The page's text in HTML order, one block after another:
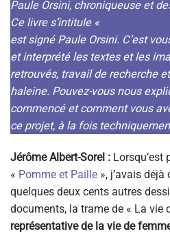
Paule Orsini, chroniqueuse et
Ce livre s’intitule «
est signé Paule Orsini. C’est
et interprété les textes et les
retrouvés, travail de recherche
haleine. Pouvez-vous nous
commencé et comment vous
ce projet, à la fois
Jérôme Albert-Sorel : Lorsqu’est
« Pomme et Paille », j’avais
quelques deux cents autres
documents, la trame de « La vie
représentative de la vie de